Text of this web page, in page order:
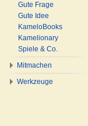
Gute Frage
Gute Idee
KameloBooks
Kamelionary
Spiele & Co.
Mitmachen
Werkzeuge